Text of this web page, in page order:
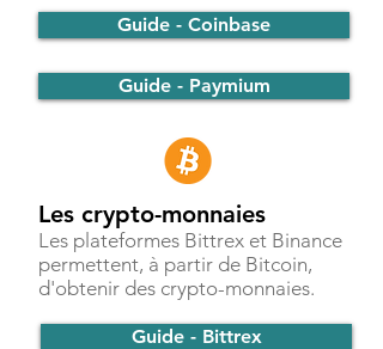
Guide - Coinbase
Guide - Paymium
Les crypto-monnaies
Les plateformes Bittrex et Binance
permettent, à partir de Bitcoin,
d'obtenir des crypto-monnaies.
Guide - Bittrex